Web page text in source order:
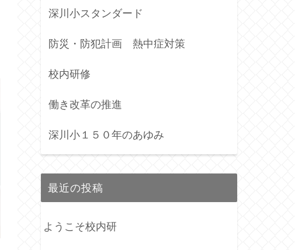
深川小スタンダード
防災・防犯計画 熱中症対策
校内研修
働き改革の推進
深川小１５０年のあゆみ
最近の投稿
ようこそ校内研